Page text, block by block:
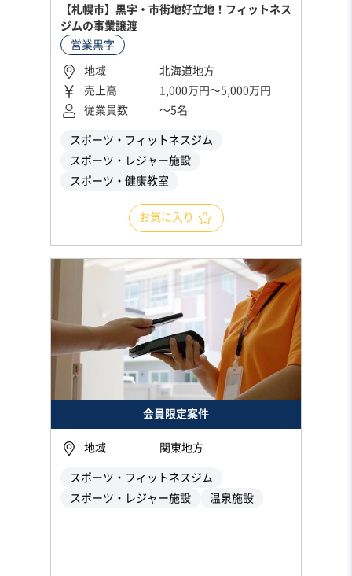
【札幌市】黒字・市街地好立地！フィットネス
ジムの事業譲渡
営業黒字
地域
北海道地方
売上高
1,000万円〜5,000万円
従業員数
〜5名
スポーツ・フィットネスジム
スポーツ・レジャー施設
スポーツ・健康教室
お気に入り
会員限定案件
地域 関東地方
スポーツ・フィットネスジム
スポーツ・レジャー施設
温泉施設